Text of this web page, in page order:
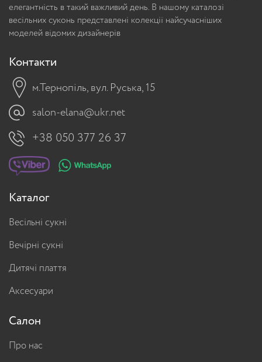
елегантність в такий важливий день. В нашому каталозі
весільних суконь представлені колекції найсучасніших
моделей відомих дизайнерів
Контакти
м.Тернопіль, вул. Руська, 15
salon-elana@ukr.net
+38 050 377 26 37
Каталог
Весільні сукні
Вечірні сукні
Дитячі плаття
Аксесуари
Салон
Про нас